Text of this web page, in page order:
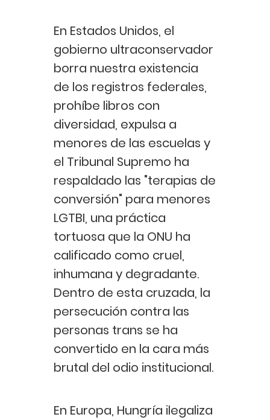
En Estados Unidos, el
gobierno ultraconservador
borra nuestra existencia
de los registros federales,
prohíbe libros con
diversidad, expulsa a
menores de las escuelas y
el Tribunal Supremo ha
respaldado las "terapias de
conversión" para menores
LGTBI, una práctica
tortuosa que la ONU ha
calificado como cruel,
inhumana y degradante.
Dentro de esta cruzada, la
persecución contra las
personas trans se ha
convertido en la cara más
brutal del odio institucional.
En Europa, Hungría ilegaliza